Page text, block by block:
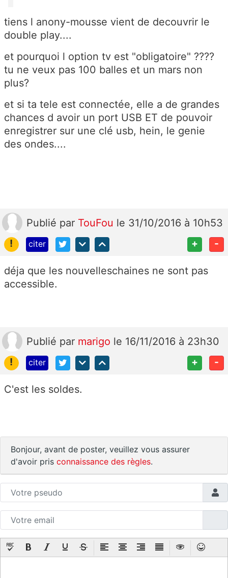
tiens l anony-mousse vient de decouvrir le
double play....
et pourquoi l option tv est "obligatoire" ????
tu ne veux pas 100 balles et un mars non
plus?
et si ta tele est connectée, elle a de grandes
chances d avoir un port USB ET de pouvoir
enregistrer sur une clé usb, hein, le genie
des ondes....
Publié par TouFou le 31/10/2016 à 10h53
!
citer + -
déja que les nouvelleschaines ne sont pas
accessible.
Publié par marigo le 16/11/2016 à 23h30
!
citer + -
C'est les soldes.
Bonjour, avant de poster, veuillez vous assurer
d'avoir pris connaissance des règles.